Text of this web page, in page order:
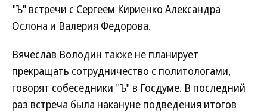
"Ъ" встречи с Сергеем Кириенко Александра
Ослона и Валерия Федорова.
Вячеслав Володин также не планирует
прекращать сотрудничество с политологами,
говорят собеседники "Ъ" в Госдуме. В последний
раз встреча была накануне подведения итогов